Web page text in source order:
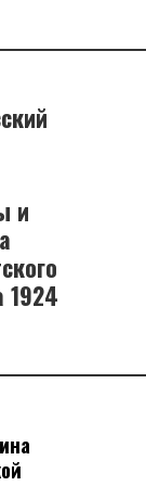
и
1924